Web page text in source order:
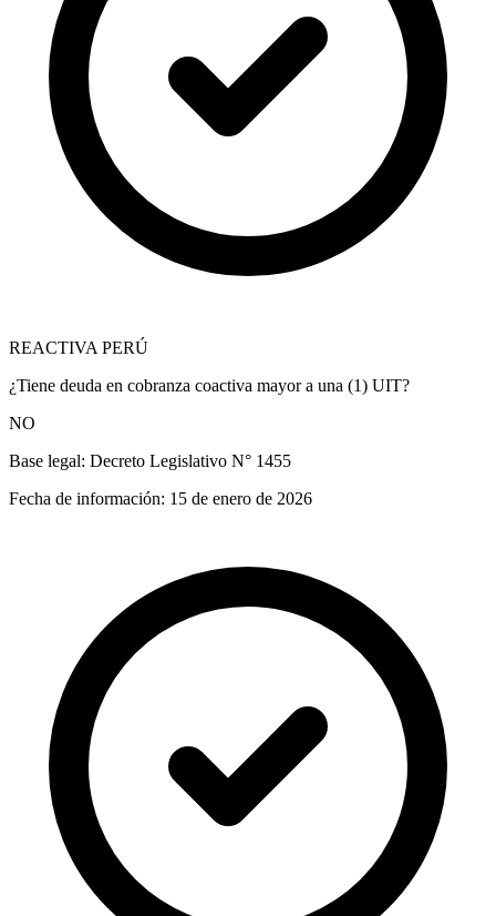
REACTIVA PERÚ
¿Tiene deuda en cobranza coactiva mayor a una (1) UIT?
NO
Base legal: Decreto Legislativo N° 1455
Fecha de información: 15 de enero de 2026